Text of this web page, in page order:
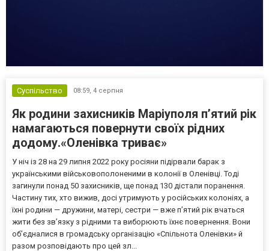
Суспільство 08:59, 4 серпня
Як родини захисників Маріуполя пʼятий рік
намагаються повернути своїх рідних
додому.«Оленівка триває»
У ніч із 28 на 29 липня 2022 року росіяни підірвали барак з
українськими військовополоненими в колонії в Оленівці. Тоді
загинули понад 50 захисників, ще понад 130 дістали поранення.
Частину тих, хто вижив, досі утримують у російських колоніях, а
їхні родини — дружини, матері, сестри — вже п’ятий рік вчаться
жити без зв’язку з рідними та виборюють їхнє повернення. Вони
об’єдналися в громадську організацію «Спільнота Оленівки» й
разом розповідають про цей зл...